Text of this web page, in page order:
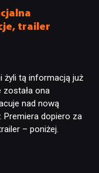
trailer
żyli tą informacją już
została ona
nad nową
Premiera dopiero za
– poniżej.